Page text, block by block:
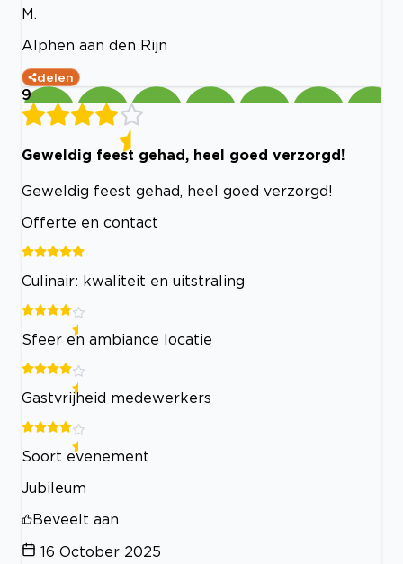
M.
Alphen aan den Rijn
delen
9
Geweldig feest gehad, heel goed verzorgd!
Geweldig feest gehad, heel goed verzorgd!
Offerte en contact
Culinair: kwaliteit en uitstraling
Sfeer en ambiance locatie
Gastvrijheid medewerkers
Soort evenement
Jubileum
Beveelt aan
16 October 2025